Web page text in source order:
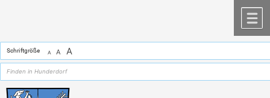
Schriftgröße A A A